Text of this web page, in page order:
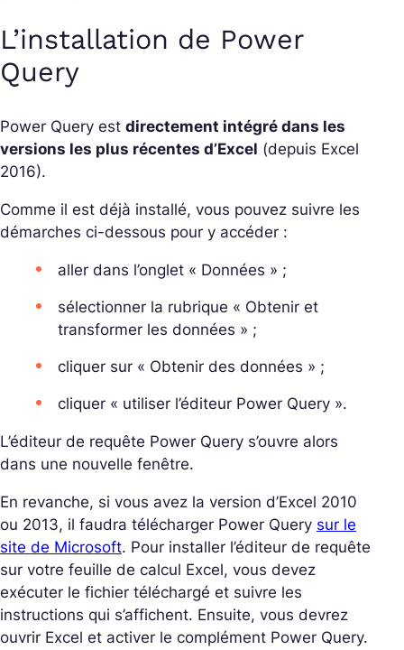
L’installation de Power
Query
Power Query est directement intégré dans les
versions les plus récentes d’Excel (depuis Excel
2016).
Comme il est déjà installé, vous pouvez suivre les
démarches ci-dessous pour y accéder :
aller dans l’onglet « Données » ;
sélectionner la rubrique « Obtenir et
transformer les données » ;
cliquer sur « Obtenir des données » ;
cliquer « utiliser l’éditeur Power Query ».
L’éditeur de requête Power Query s’ouvre alors
dans une nouvelle fenêtre.
En revanche, si vous avez la version d’Excel 2010
ou 2013, il faudra télécharger Power Query sur le
site de Microsoft. Pour installer l’éditeur de requête
sur votre feuille de calcul Excel, vous devez
exécuter le fichier téléchargé et suivre les
instructions qui s’affichent. Ensuite, vous devrez
ouvrir Excel et activer le complément Power Query.